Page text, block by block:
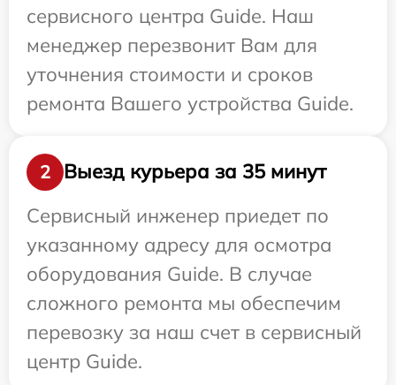
сервисного центра Guide. Наш
менеджер перезвонит Вам для
уточнения стоимости и сроков
ремонта Вашего устройства Guide.
2
Выезд курьера за 35 минут
Сервисный инженер приедет по
указанному адресу для осмотра
оборудования Guide. В случае
сложного ремонта мы обеспечим
перевозку за наш счет в сервисный
центр Guide.